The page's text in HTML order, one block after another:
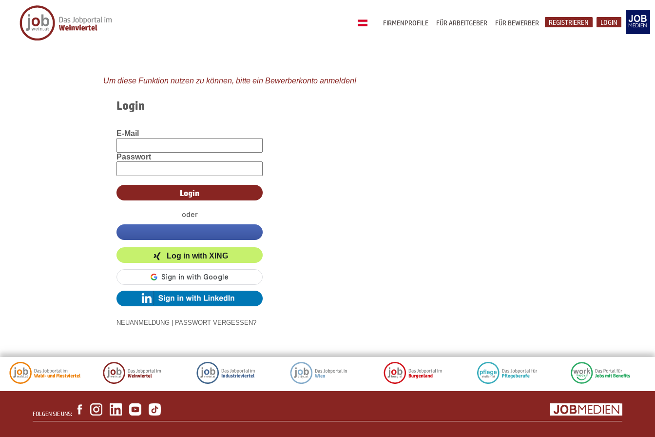
LOGIN
REGISTRIEREN
FÜR BEWERBER
FÜR ARBEITGEBER
FIRMENPROFILE
Um diese Funktion nutzen zu können, bitte ein Bewerberkonto anmelden!
Login
E-Mail
Passwort
oder
Log in with XING
NEUANMELDUNG PASSWORT VERGESSEN?
FOLGEN SIE UNS: